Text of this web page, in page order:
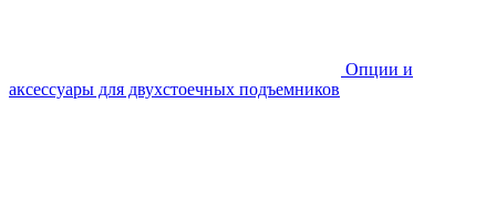
Опции и
аксессуары для двухстоечных подъемников